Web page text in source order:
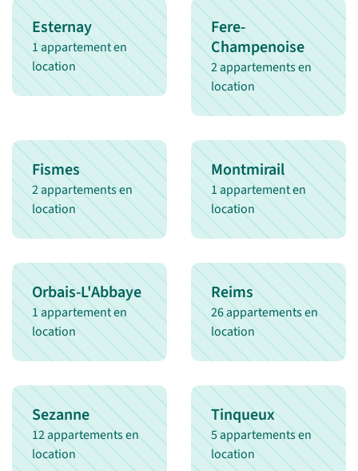
Esternay
1 appartement en
location
Fere-
Champenoise
2 appartements en
location
Fismes
2 appartements en
location
Montmirail
1 appartement en
location
Orbais-L'Abbaye
1 appartement en
location
Reims
26 appartements en
location
Sezanne
12 appartements en
location
Tinqueux
5 appartements en
location